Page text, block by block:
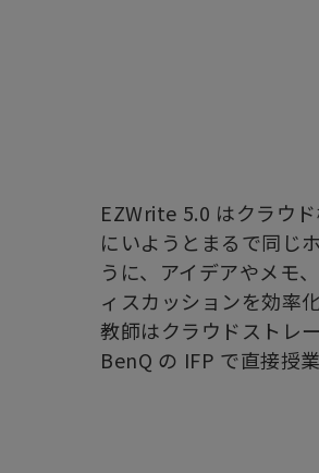
EZWrite 5.0 はクラウ
にいようとまるで同じ
うに、アイデアやメモ
ィスカッションを効率
教師はクラウドストレ
BenQ の IFP で直接授